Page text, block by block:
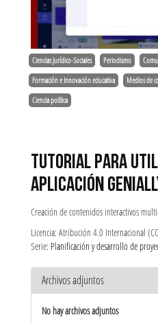
Ciencias Jurídico-Sociales Periodismo
Formación e Innovación educativa Medios de
Ciencia política
TUTORIAL PARA
APLICACIÓN
Creación de contenidos interactivos
Licencia: Atribución 4.0 Internacional
Serie: Planificación y desarrollo de
Archivos adjuntos
No hay archivos adjuntos